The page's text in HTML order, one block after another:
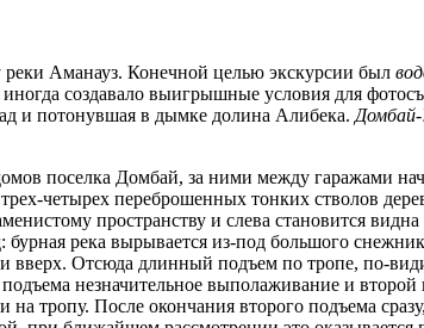
реки Аманауз. Конечной целью экскурсии был
иногда создавало выигрышные условия для
и потонувшая в дымке долина Алибека.Домбай-
поселка Домбай, за ними между гаражами
четырех переброшенных тонких стволов
пространству и слева становится
река вырывается из-под большого
Отсюда длинный подъем по тропе, по-
незначительное выполаживание и
тропу. После окончания второго подъема